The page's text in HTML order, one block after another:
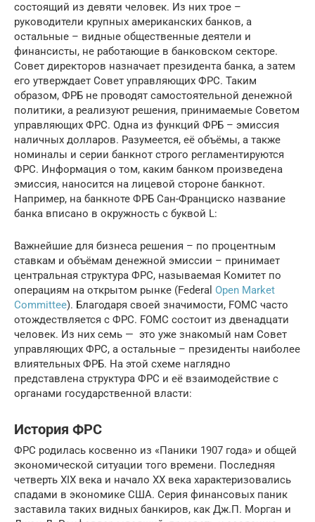
состоящий из девяти человек. Из них трое –
руководители крупных американских банков, а
остальные – видные общественные деятели и
финансисты, не работающие в банковском секторе.
Совет директоров назначает президента банка, а затем
его утверждает Совет управляющих ФРС. Таким
образом, ФРБ не проводят самостоятельной денежной
политики, а реализуют решения, принимаемые Советом
управляющих ФРС. Одна из функций ФРБ – эмиссия
наличных долларов. Разумеется, её объёмы, а также
номиналы и серии банкнот строго регламентируются
ФРС. Информация о том, каким банком произведена
эмиссия, наносится на лицевой стороне банкнот.
Например, на банкноте ФРБ Сан-Франциско название
банка вписано в окружность с буквой L:
Важнейшие для бизнеса решения – по процентным
ставкам и объёмам денежной эмиссии – принимает
центральная структура ФРС, называемая Комитет по
операциям на открытом рынке (Federal Open Market
Committee). Благодаря своей значимости, FOMC часто
отождествляется с ФРС. FOMC состоит из двенадцати
человек. Из них семь — это уже знакомый нам Совет
управляющих ФРС, а остальные – президенты наиболее
влиятельных ФРБ. На этой схеме наглядно
представлена структура ФРС и её взаимодействие с
органами государственной власти:
История ФРС
ФРС родилась косвенно из «Паники 1907 года» и общей
экономической ситуации того времени. Последняя
четверть XIX века и начало XX века характеризовались
спадами в экономике США. Серия финансовых паник
заставила таких видных банкиров, как Дж.П. Морган и